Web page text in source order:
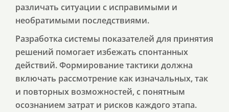
различать ситуации с исправимыми и
необратимыми последствиями.
Разработка системы показателей для принятия
решений помогает избежать спонтанных
действий. Формирование тактики должна
включать рассмотрение как изначальных, так
и повторных возможностей, с понятным
осознанием затрат и рисков каждого этапа.